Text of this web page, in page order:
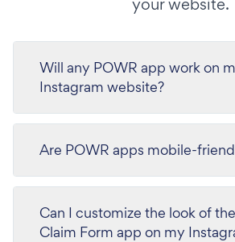
Will any POWR app work on
Instagram website?
Are POWR apps mobile-
Can I customize the look of
Claim Form app on my